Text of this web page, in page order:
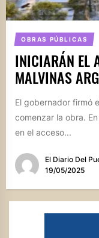
OBRAS PÚBLICAS
INICIARÁN EL
MALVINAS
El gobernador firmó
comenzar la obra.
en el acceso...
El Diario Del
19/05/2025